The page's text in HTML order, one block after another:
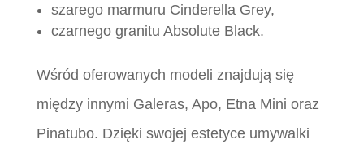
szarego marmuru Cinderella Grey,
czarnego granitu Absolute Black.
Wśród oferowanych modeli znajdują się
między innymi Galeras, Apo, Etna Mini oraz
Pinatubo. Dzięki swojej estetyce umywalki